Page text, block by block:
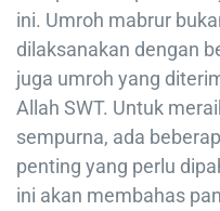
ini. Umroh mabrur
dilaksanakan dengan
juga umroh yang
Allah SWT. Untuk
sempurna, ada
penting yang perlu
ini akan membahas